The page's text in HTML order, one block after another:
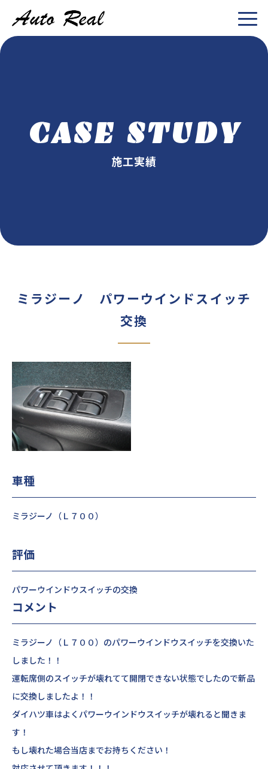
CASE STUDY
施工実績
ミラジーノ パワーウインドスイッチ
交換
車種
ミラジーノ（Ｌ７００）
評価
パワーウインドウスイッチの交換
コメント
ミラジーノ（Ｌ７００）のパワーウインドウスイッチを交換いた
しました！！
運転席側のスイッチが壊れてて開閉できない状態でしたので新品
に交換しましたよ！！
ダイハツ車はよくパワーウインドウスイッチが壊れると聞きま
す！
もし壊れた場合当店までお持ちください！